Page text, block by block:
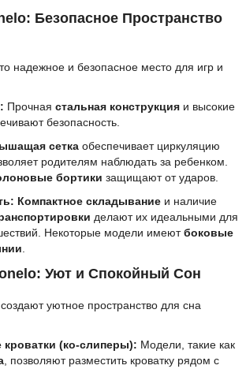
Безопасное Пространство
надежное и безопасное место для игр и
Прочная стальная конструкция и высокие
безопасность.
сетка обеспечивает циркуляцию
родителям наблюдать за ребенком.
бортики защищают от ударов.
Компактное складывание и наличие
делают их идеальными для
Некоторые модели имеютбоковые
Уют и Спокойный Сон
создают уютное пространство для сна
(ко-слиперы): Модели, такие как
, позволяют разместить кроватку рядом с